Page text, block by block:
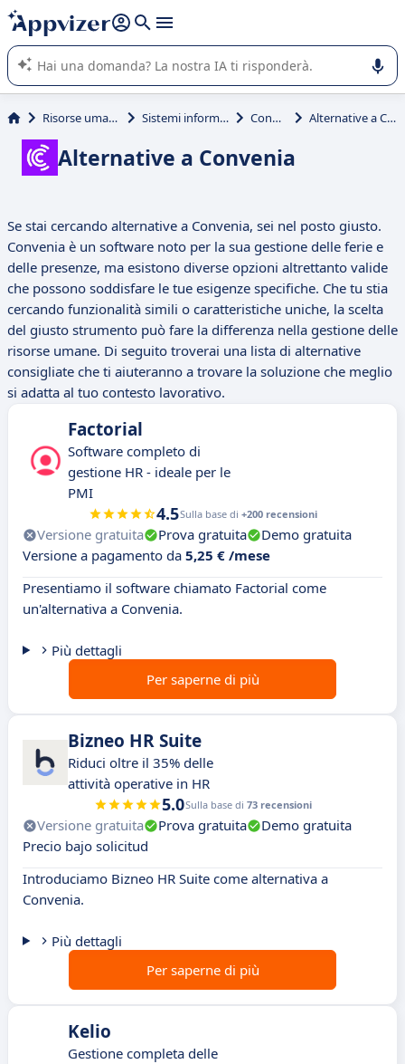
righe con
shift + enter
L'IA di Appvizer vi guida nell'utilizzo o nella scelta di un
software SaaS per la vostra azienda.
Risorse umane (HR) Sistemi informativi HR Convenia Alternative a Convenia
Alternative a Convenia
Se stai cercando alternative a Convenia, sei nel posto giusto.
Convenia è un software noto per la sua gestione delle ferie e
delle presenze, ma esistono diverse opzioni altrettanto valide
che possono soddisfare le tue esigenze specifiche. Che tu stia
cercando funzionalità simili o caratteristiche uniche, la scelta
del giusto strumento può fare la differenza nella gestione delle
risorse umane. Di seguito troverai una lista di alternative
consigliate che ti aiuteranno a trovare la soluzione che meglio
si adatta al tuo contesto lavorativo.
Factorial
Software completo di
gestione HR - ideale per le
PMI
4.5Sulla base di +200 recensioni
Versione gratuita Prova gratuita
Demo gratuita
Versione a pagamento da 5,25 € /mese
Presentiamo il software chiamato Factorial come
un'alternativa a Convenia.
Più dettagli
Per saperne di più
Bizneo HR Suite
Riduci oltre il 35% delle
attività operative in HR
5.0Sulla base di 73 recensioni
Versione gratuita Prova gratuita
Demo gratuita
Precio bajo solicitud
Introduciamo Bizneo HR Suite come alternativa a
Convenia.
Più dettagli
Per saperne di più
Kelio
Gestione completa delle